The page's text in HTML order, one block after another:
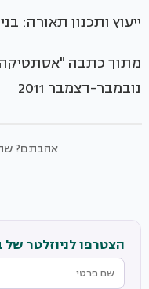
ייעוץ ותכנון תאורה:
נובמבר-דצמבר 2011
אהבתם?
הצטרפו לניוזלטר של